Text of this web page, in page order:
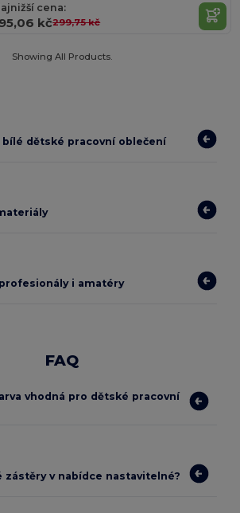
cena:
kč299,75 kč
Showing All Products.
bílé dětské pracovní oblečení
i amatéry
FAQ
vhodná pro dětské pracovní
zástěry v nabídce nastavitelné?